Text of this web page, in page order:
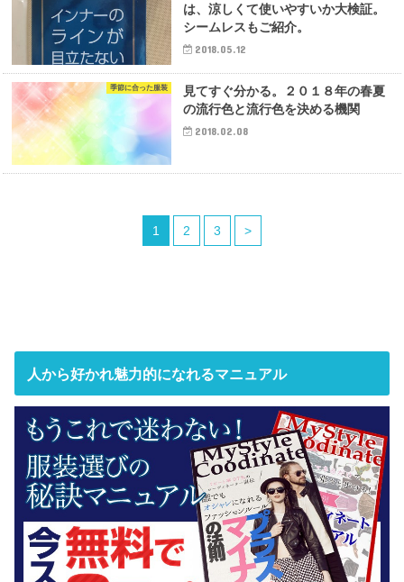
は、涼しくて使いやすいか大検証。
シームレスもご紹介。
2018.05.12
季節に合った服装
見てすぐ分かる。２０１８年の春夏
の流行色と流行色を決める機関
2018.02.08
1 2 3 >
人から好かれ魅力的になれるマニュアル